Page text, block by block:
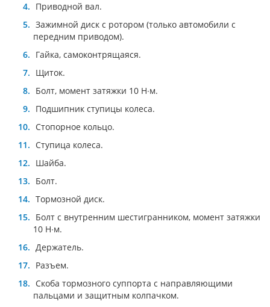
Приводной вал.
Зажимной диск с ротором (только автомобили с
передним приводом).
Гайка, самоконтрящаяся.
Щиток.
Болт, момент затяжки 10 Н∙м.
Подшипник ступицы колеса.
Стопорное кольцо.
Ступица колеса.
Шайба.
Болт.
Тормозной диск.
Болт с внутренним шестигранником, момент затяжки
10 Н∙м.
Держатель.
Разъем.
Скоба тормозного суппорта с направляющими
пальцами и защитным колпачком.